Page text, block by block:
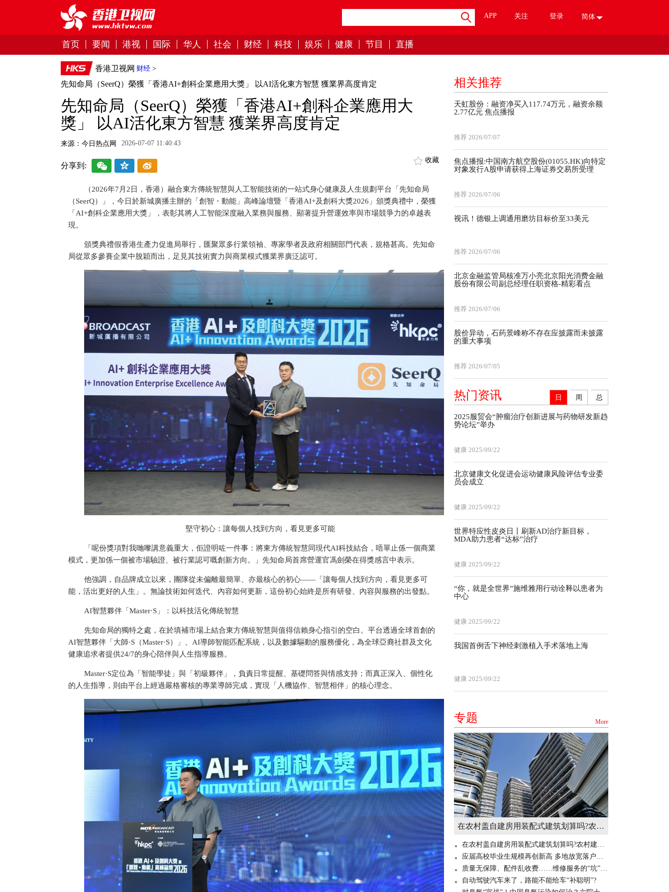
APP 关注 登录 简体
首页 要闻 港视 国际 华人 社会 财经 科技 娱乐 健康 节目 直播
香港卫视网 财经 >
先知命局（SeerQ）榮獲「香港AI+創科企業應用大獎」 以AI活化東方智慧 獲業界高度肯定
先知命局（SeerQ）榮獲「香港AI+創科企業應用大
獎」 以AI活化東方智慧 獲業界高度肯定
来源：今日热点网 2026-07-07 11:40:43
分享到:
收藏
（2026年7月2日，香港）融合東方傳統智慧與人工智能技術的一站式身心健康及人生規劃平台「先知命局
（SeerQ）」，今日於新城廣播主辦的「創智・動能」高峰論壇暨「香港AI+及創科大獎2026」頒獎典禮中，榮獲
「AI+創科企業應用大獎」，表彰其將人工智能深度融入業務與服務、顯著提升營運效率與市場競爭力的卓越表
現。
頒獎典禮假香港生產力促進局舉行，匯聚眾多行業領袖、專家學者及政府相關部門代表，規格甚高。先知命
局從眾多參賽企業中脫穎而出，足見其技術實力與商業模式獲業界廣泛認可。
堅守初心：讓每個人找到方向，看見更多可能
「呢份獎項對我哋嚟講意義重大，佢證明咗一件事：將東方傳統智慧同現代AI科技結合，唔單止係一個商業
模式，更加係一個被市場驗證、被行業認可嘅創新方向。」先知命局首席營運官馮劍榮在得獎感言中表示。
他強調，自品牌成立以來，團隊從未偏離最簡單、亦最核心的初心——「讓每個人找到方向，看見更多可
能，活出更好的人生」。無論技術如何迭代、內容如何更新，這份初心始終是所有研發、內容與服務的出發點。
AI智慧夥伴「Master·S」：以科技活化傳統智慧
先知命局的獨特之處，在於填補市場上結合東方傳統智慧與值得信賴身心指引的空白。平台透過全球首創的
AI智慧夥伴「大師·S（Master·S）」、AI導師智能匹配系統，以及數據驅動的服務優化，為全球亞裔社群及文化
健康追求者提供24/7的身心陪伴與人生指導服務。
Master·S定位為「智能學徒」與「初級夥伴」，負責日常提醒、基礎問答與情感支持；而真正深入、個性化
的人生指導，則由平台上經過嚴格審核的專業導師完成，實現「人機協作、智慧相伴」的核心理念。
相关推荐
天虹股份：融资净买入117.74万元，融资余额
2.77亿元 焦点播报
推荐 2026/07/07
焦点播报:中国南方航空股份(01055.HK)向特定
对象发行A股申请获得上海证券交易所受理
推荐 2026/07/06
视讯！德银上调通用磨坊目标价至33美元
推荐 2026/07/06
北京金融监管局核准万小亮北京阳光消费金融
股份有限公司副总经理任职资格-精彩看点
推荐 2026/07/06
股价异动，石药景峰称不存在应披露而未披露
的重大事项
推荐 2026/07/05
热门资讯 日 周 总
2025服贸会“肿瘤治疗创新进展与药物研发新趋
势论坛”举办
健康 2025/09/22
北京健康文化促进会运动健康风险评估专业委
员会成立
健康 2025/09/22
世界特应性皮炎日丨刷新AD治疗新目标，
MDA助力患者“达标”治疗
健康 2025/09/22
“你，就是全世界”施维雅用行动诠释以患者为
中心
健康 2025/09/22
我国首例舌下神经刺激植入手术落地上海
健康 2025/09/22
专题 More
在农村盖自建房用装配式建筑划算吗?农村建造装配式房屋有补贴吗? 世界快讯
在农村盖自建房用装配式建筑划算吗?农村建造装配式房屋有补贴吗? 世界快讯
应届高校毕业生规模再创新高 多地放宽落户门槛“抢人”
质量无保障、配件乱收费……维修服务的“坑”你掉过吗？
自动驾驶汽车来了，路能不能给车“补聪明”?